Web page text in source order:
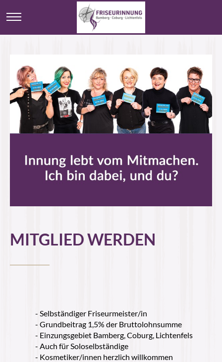
MITGLIED WERDEN
Selbständiger Friseurmeister/in
Grundbeitrag 1,5% der Bruttolohnsumme
Einzungsgebiet Bamberg, Coburg, Lichtenfels
Auch für Soloselbständige
Kosmetiker/innen herzlich willkommen